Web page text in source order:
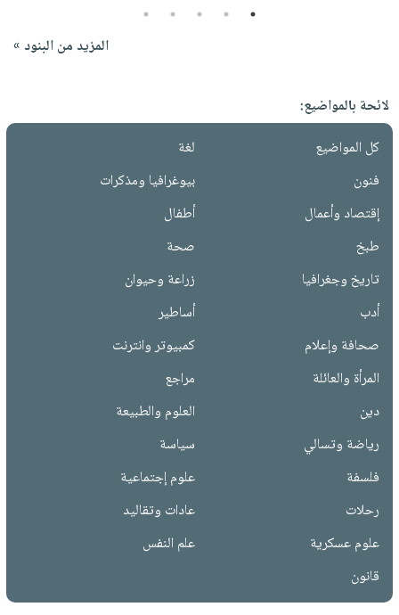
1
2
3
4
5
المزيد من البنود »
لائحة بالمواضيع:
كل المواضيع
لغة
فنون
بيوغرافيا ومذكرات
إقتصاد وأعمال
أطفال
طبخ
صحة
تاريخ وجغرافيا
زراعة وحيوان
أدب
أساطير
صحافة وإعلام
كمبيوتر وانترنت
المرأة والعائلة
مراجع
دين
العلوم والطبيعة
رياضة وتسالي
سياسة
فلسفة
علوم إجتماعية
رحلات
عادات وتقاليد
علوم عسكرية
علم النفس
قانون